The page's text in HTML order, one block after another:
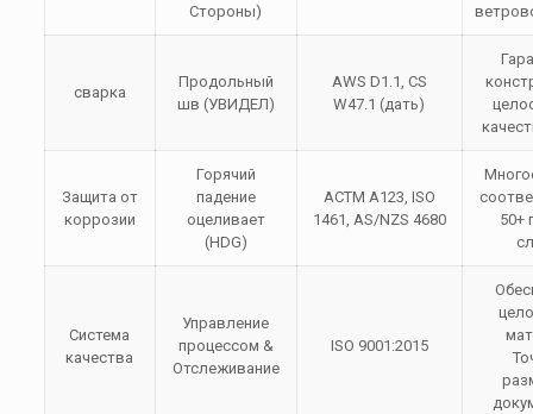
Стороны)
сварка
Продольный
шв (УВИДЕЛ)
AWS D1.1, CS
W47.1 (дать)
Защита от
коррозии
Горячий
падение
оцеливает
(HDG)
АСТМ А123, ISO
1461, AS/NZS 4680
50+
Система
качества
Управление
процессом &
Отслеживание
ISO 9001:2015